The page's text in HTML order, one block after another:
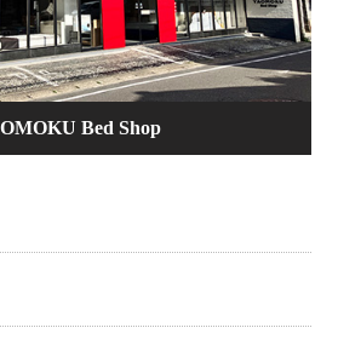
Bed Shop